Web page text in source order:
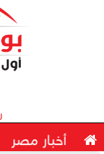
 أخبار مصر